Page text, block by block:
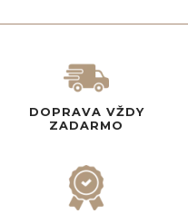
DOPRAVA VŽDY
ZADARMO